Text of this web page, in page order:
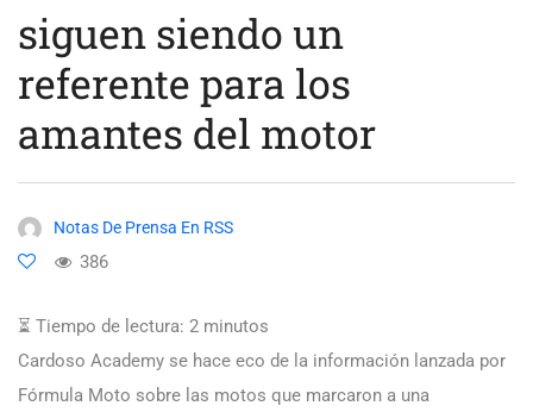
siguen siendo un
referente para los
amantes del motor
Notas De Prensa En RSS
386
⏳ Tiempo de lectura: 2 minutos
Cardoso Academy se hace eco de la información lanzada por
Fórmula Moto sobre las motos que marcaron a una